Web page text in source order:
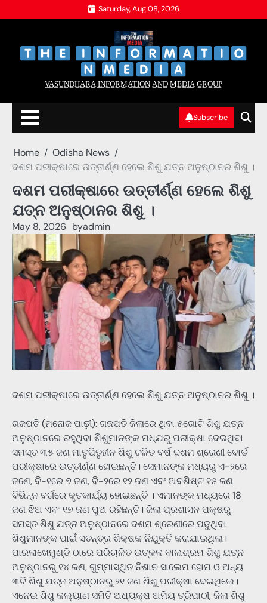
to
Saturday, Aug 08, 2026
V̲A̲S̲U̲N̲D̲H̲A̲R̲A̲ I̲N̲F̲O̲R̲M̲A̲T̲I̲O̲N̲ A̲N̲D̲ M̲E̲D̲I̲A̲ G̲R̲O̲U̲P̲
Subscribe
Home
Odisha News
ଦଶମ ପରୀକ୍ଷାରେ ଉତ୍ତୀର୍ଣ୍ଣ ହେଲେ ଶିଶୁ ଯତ୍ନ ଅନୁଷ୍ଠାନର ଶିଶୁ ।
ଦଶମ ପରୀକ୍ଷାରେ ଉତ୍ତୀର୍ଣ୍ଣ ହେଲେ ଶିଶୁ
ଯତ୍ନ ଅନୁଷ୍ଠାନର ଶିଶୁ ।
May 8, 2026 byadmin
ଦଶମ ପରୀକ୍ଷାରେ ଉତ୍ତୀର୍ଣ୍ଣ ହେଲେ ଶିଶୁ ଯତ୍ନ ଅନୁଷ୍ଠାନର ଶିଶୁ ।
ଗଜପତି (ମନୋଜ ପାଢ଼ୀ): ଗଜପତି ଜିଲାରେ ଥିବା ୫ଗୋଟି ଶିଶୁ ଯତ୍ନ
ଅନୁଷ୍ଠାନରେ ରହୁଥିବା ଶିଶୁମାନଙ୍କ ମଧ୍ଯରୁ ପରୀକ୍ଷା ଦେଇଥିବା
ସମସ୍ତ ୩୫ ଜଣ ମାତୃପିତୃହୀନ ଶିଶୁ ଚଳିତ ବର୍ଷ ଦଶମ ଶ୍ରେଣୀ ବୋର୍ଡ
ପରୀକ୍ଷାରେ ଉତ୍ତୀର୍ଣ୍ଣ ହୋଇଛନ୍ତି। ସେମାନଙ୍କ ମଧ୍ୟରୁ ଏ-୨ରେ
ଜଣେ, ବି-୧ରେ ୭ ଜଣ, ବି-୨ରେ ୧୨ ଜଣ ଏବଂ ଅବଶିଷ୍ଟ ୧୫ ଜଣ
ବିଭିନ୍ନ ବର୍ଗରେ କୃତକାର୍ଯ୍ୟ ହୋଇଛନ୍ତି । ଏମାନଙ୍କ ମଧ୍ୟରେ 18
ଜଣ ଝିଅ ଏବଂ ୧୭ ଜଣ ପୁଅ ରହିଛନ୍ତି। ଜିଲା ପ୍ରଶାସନ ପକ୍ଷରୁ
ସମସ୍ତ ଶିଶୁ ଯତ୍ନ ଅନୁଷ୍ଠାନରେ ଦଶମ ଶ୍ରେଣୀରେ ପଢୁଥିବା
ଶିଶୁମାନଙ୍କ ପାଇଁ ସତନ୍ତ୍ର ଶିକ୍ଷକ ନିଯୁକ୍ତି କରାଯାଇଥିଲା।
ପାରଳାଖେମୁଣ୍ଡି ଠାରେ ପରିଚାଳିତ ଉତ୍କଳ ବାଳାଶ୍ରମ ଶିଶୁ ଯତ୍ନ
ଅନୁଷ୍ଠାନରୁ ୧୪ ଜଣ, ଗୁମ୍ମାସ୍ଥିତ ନିଶାନ ସାଲେମ ହୋମ ଓ ଅନ୍ୟ
୩ଟି ଶିଶୁ ଯତ୍ନ ଅନୁଷ୍ଠାନରୁ ୨୧ ଜଣ ଶିଶୁ ପରୀକ୍ଷା ଦେଇଥିଲେ।
ଏନେଇ ଶିଶୁ କଲ୍ୟାଣ ସମିତି ଅଧ୍ୟକ୍ଷ ଅମିୟ ତ୍ରିପାଠୀ, ଜିଲା ଶିଶୁ